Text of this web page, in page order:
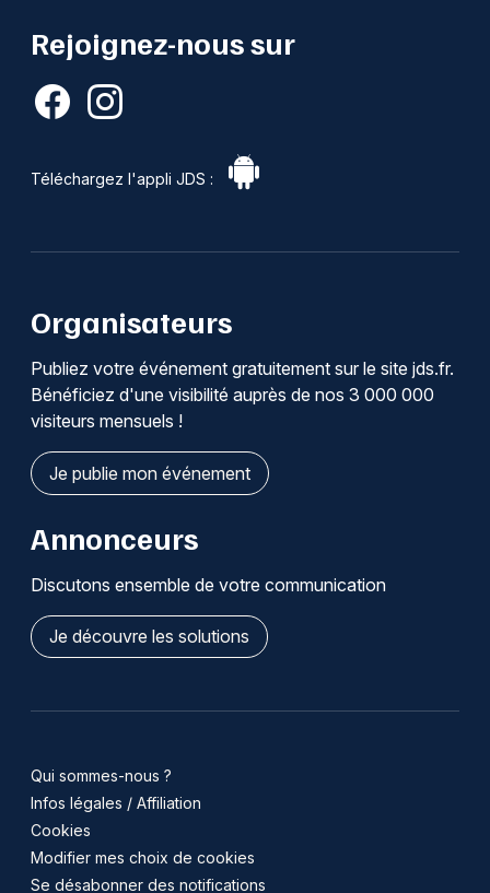
Rejoignez-nous sur
Téléchargez l'appli JDS :
Organisateurs
Publiez votre événement gratuitement sur le site jds.fr.
Bénéficiez d'une visibilité auprès de nos 3 000 000
visiteurs mensuels !
Je publie mon événement
Annonceurs
Discutons ensemble de votre communication
Je découvre les solutions
Qui sommes-nous ?
Infos légales / Affiliation
Cookies
Modifier mes choix de cookies
Se désabonner des notifications